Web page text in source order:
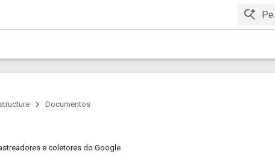
Documentos
e coletores do Google